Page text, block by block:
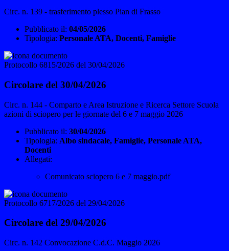
Circ. n. 139 - trasferimento plesso Pian di Frasso
Pubblicato il: 04/05/2026
Tipologia: Personale ATA, Docenti, Famiglie
Protocollo 6815/2026 del 30/04/2026
Circolare del 30/04/2026
Circ. n. 144 - Comparto e Area Istruzione e Ricerca Settore Scuola
azioni di sciopero per le giornate del 6 e 7 maggio 2026
Pubblicato il: 30/04/2026
Tipologia: Albo sindacale, Famiglie, Personale ATA,
Docenti
Allegati:
Comunicato sciopero 6 e 7 maggio.pdf
Protocollo 6717/2026 del 29/04/2026
Circolare del 29/04/2026
Circ. n. 142 Convocazione C.d.C. Maggio 2026